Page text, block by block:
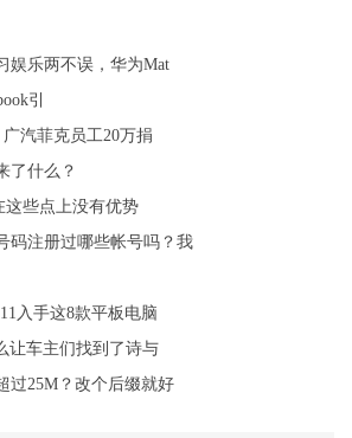
娱乐两不误，华为Mat
引
汽菲克员工20万捐
了什么？
这些点上没有优势
码注册过哪些帐号吗？我
入手这8款平板电脑
让车主们找到了诗与
过25M？改个后缀就好